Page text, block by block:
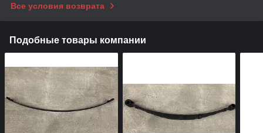
Все условия возврата
Подобные товары компании